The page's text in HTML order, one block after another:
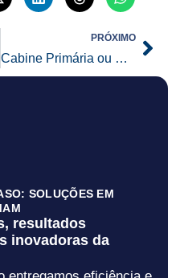
PRÓXIMO
Cabine Primária ou Subestação
SOLUÇÕES EM
resultados
inovadoras da